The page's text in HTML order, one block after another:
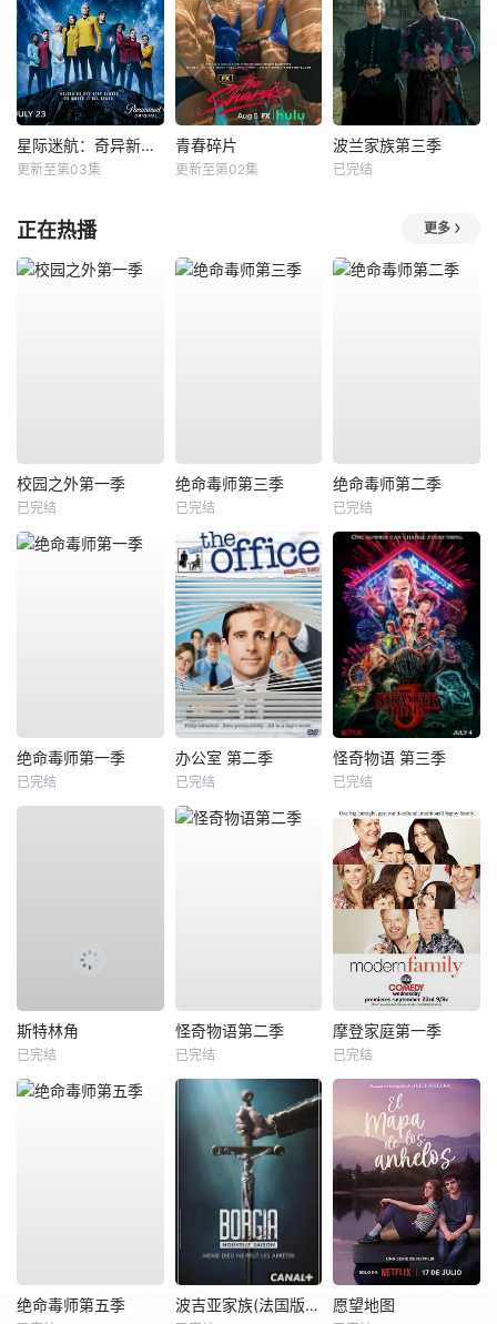
星际迷航：奇异新世界第四季
更新至第03集
青春碎片
更新至第02集
波兰家族第三季
已完结
正在热播 更多
校园之外第一季
已完结
绝命毒师第三季
已完结
绝命毒师第二季
已完结
绝命毒师第一季
已完结
办公室 第二季
已完结
怪奇物语 第三季
已完结
斯特林角
已完结
怪奇物语第二季
已完结
摩登家庭第一季
已完结
绝命毒师第五季 波吉亚家族(法国版) 第二季 愿望地图